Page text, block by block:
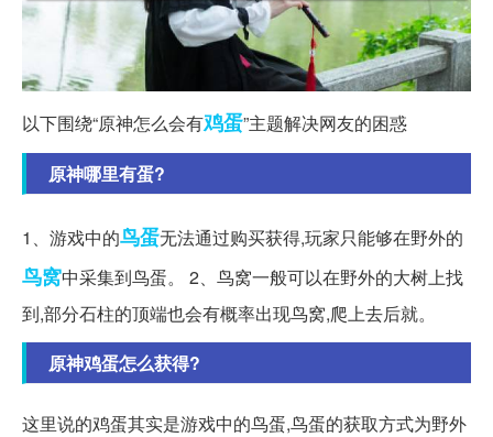
以下围绕“原神怎么会有鸡蛋”主题解决网友的困惑
原神哪里有蛋?
1、游戏中的鸟蛋无法通过购买获得,玩家只能够在野外的
鸟窝中采集到鸟蛋。 2、鸟窝一般可以在野外的大树上找
到,部分石柱的顶端也会有概率出现鸟窝,爬上去后就。
原神鸡蛋怎么获得?
这里说的鸡蛋其实是游戏中的鸟蛋,鸟蛋的获取方式为野外